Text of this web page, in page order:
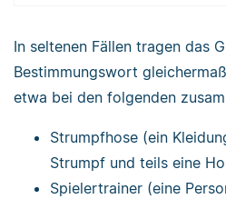
In seltenen Fällen tragen das
Bestimmungswort
etwa bei den folgenden
Strumpfhose (ein
Strumpf und teils eine
Spielertrainer (eine